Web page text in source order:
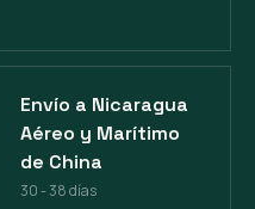
Envío a Nicaragua
Aéreo y Marítimo
de China
30 - 38 días